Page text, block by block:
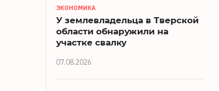
ЭКОНОМИКА
У землевладельца в Тверской
области обнаружили на
участке свалку
07.08.2026